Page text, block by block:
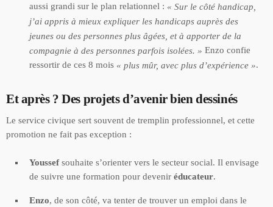
aussi grandi sur le plan relationnel : « Sur le côté handicap,
j’ai appris à mieux expliquer les handicaps auprès des
jeunes ou des personnes plus âgées, et à apporter de la
compagnie à des personnes parfois isolées. » Enzo confie
ressortir de ces 8 mois « plus mûr, avec plus d’expérience ».
Et après ? Des projets d’avenir bien dessinés
Le service civique sert souvent de tremplin professionnel, et cette
promotion ne fait pas exception :
Youssef souhaite s’orienter vers le secteur social. Il envisage
de suivre une formation pour devenir éducateur.
Enzo, de son côté, va tenter de trouver un emploi dans le